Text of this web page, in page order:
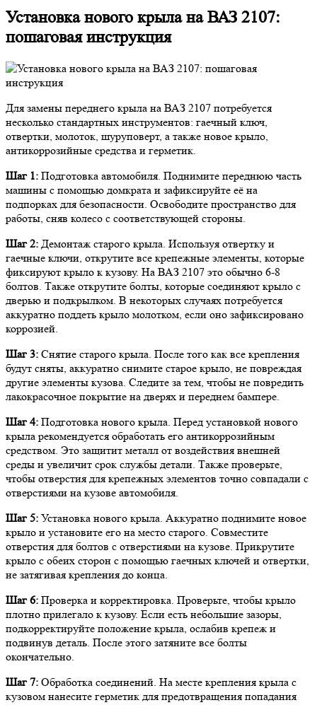
Установка нового крыла на ВАЗ 2107:
пошаговая инструкция
Для замены переднего крыла на ВАЗ 2107 потребуется
несколько стандартных инструментов: гаечный ключ,
отвертки, молоток, шуруповерт, а также новое крыло,
антикоррозийные средства и герметик.
Шаг 1: Подготовка автомобиля. Поднимите переднюю часть
машины с помощью домкрата и зафиксируйте её на
подпорках для безопасности. Освободите пространство для
работы, сняв колесо с соответствующей стороны.
Шаг 2: Демонтаж старого крыла. Используя отвертку и
гаечные ключи, открутите все крепежные элементы, которые
фиксируют крыло к кузову. На ВАЗ 2107 это обычно 6-8
болтов. Также открутите болты, которые соединяют крыло с
дверью и подкрылком. В некоторых случаях потребуется
аккуратно поддеть крыло молотком, если оно зафиксировано
коррозией.
Шаг 3: Снятие старого крыла. После того как все крепления
будут сняты, аккуратно снимите старое крыло, не повреждая
другие элементы кузова. Следите за тем, чтобы не повредить
лакокрасочное покрытие на дверях и переднем бампере.
Шаг 4: Подготовка нового крыла. Перед установкой нового
крыла рекомендуется обработать его антикоррозийным
средством. Это защитит металл от воздействия внешней
среды и увеличит срок службы детали. Также проверьте,
чтобы отверстия для крепежных элементов точно совпадали с
отверстиями на кузове автомобиля.
Шаг 5: Установка нового крыла. Аккуратно поднимите новое
крыло и установите его на место старого. Совместите
отверстия для болтов с отверстиями на кузове. Прикрутите
крыло с обеих сторон с помощью гаечных ключей и отвертки,
не затягивая крепления до конца.
Шаг 6: Проверка и корректировка. Проверьте, чтобы крыло
плотно прилегало к кузову. Если есть небольшие зазоры,
подкорректируйте положение крыла, ослабив крепеж и
подвинув деталь. После этого затяните все болты
окончательно.
Шаг 7: Обработка соединений. На месте крепления крыла с
кузовом нанесите герметик для предотвращения попадания